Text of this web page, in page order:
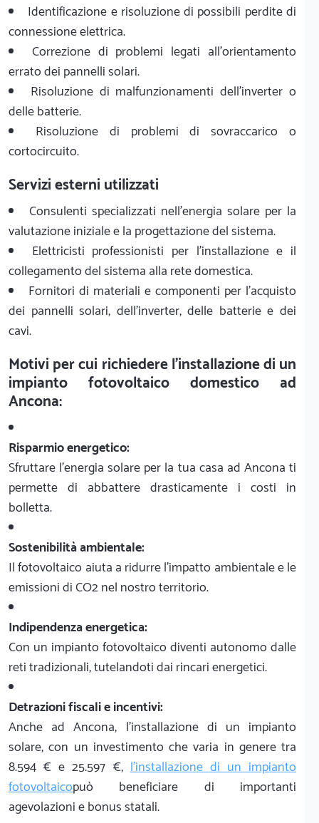
Identificazione e risoluzione di possibili perdite di
connessione elettrica.
Correzione di problemi legati all'orientamento
errato dei pannelli solari.
Risoluzione di malfunzionamenti dell'inverter o
delle batterie.
Risoluzione di problemi di sovraccarico o
cortocircuito.
Servizi esterni utilizzati
Consulenti specializzati nell'energia solare per la
valutazione iniziale e la progettazione del sistema.
Elettricisti professionisti per l'installazione e il
collegamento del sistema alla rete domestica.
Fornitori di materiali e componenti per l'acquisto
dei pannelli solari, dell'inverter, delle batterie e dei
cavi.
Motivi per cui richiedere l'installazione di un
impianto fotovoltaico domestico ad
Ancona:
Risparmio energetico:
Sfruttare l'energia solare per la tua casa ad Ancona ti
permette di abbattere drasticamente i costi in
bolletta.
Sostenibilità ambientale:
Il fotovoltaico aiuta a ridurre l'impatto ambientale e le
emissioni di CO2 nel nostro territorio.
Indipendenza energetica:
Con un impianto fotovoltaico diventi autonomo dalle
reti tradizionali, tutelandoti dai rincari energetici.
Detrazioni fiscali e incentivi:
Anche ad Ancona, l'installazione di un impianto
solare, con un investimento che varia in genere tra
8.594 € e 25.597 €,l'installazione di un impianto
fotovoltaicopuò beneficiare di importanti
agevolazioni e bonus statali.